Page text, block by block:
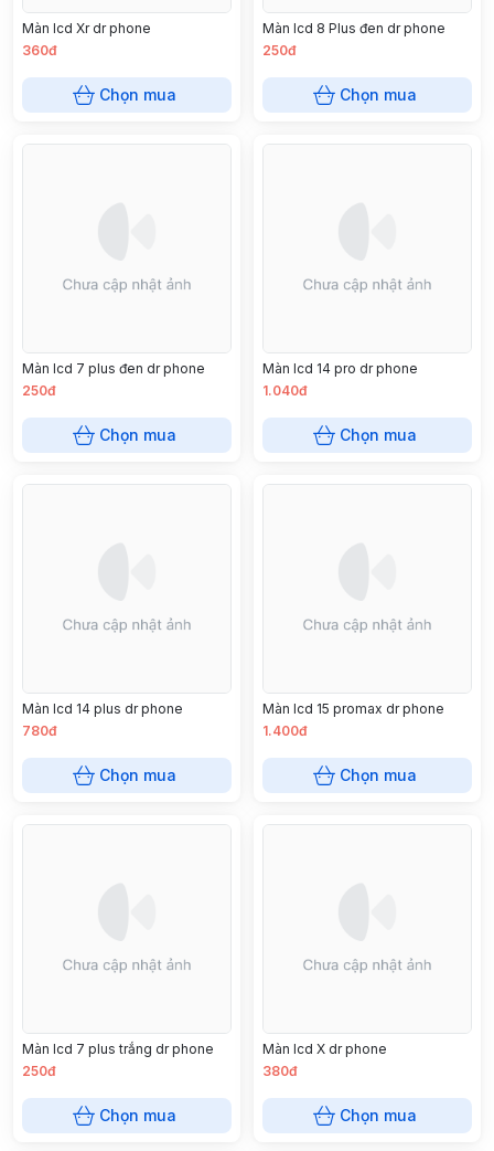
Màn lcd Xr dr phone
360đ
Chọn mua
Màn lcd 8 Plus đen dr phone
250đ
Chọn mua
Màn lcd 7 plus đen dr phone
250đ
Chọn mua
Màn lcd 14 pro dr phone
1.040đ
Chọn mua
Màn lcd 14 plus dr phone
780đ
Chọn mua
Màn lcd 15 promax dr phone
1.400đ
Chọn mua
Màn lcd 7 plus trắng dr phone
250đ
Chọn mua
Màn lcd X dr phone
380đ
Chọn mua